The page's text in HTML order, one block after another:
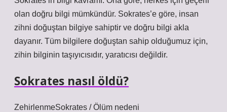
olan doğru bilgi mümkündür. Sokrates’e göre, insan
zihni doğuştan bilgiye sahiptir ve doğru bilgi akla
dayanır. Tüm bilgilere doğuştan sahip olduğumuz için,
zihin bilginin taşıyıcısıdır, yaratıcısı değildir.
Sokrates nasıl öldü?
ZehirlenmeSokrates / Ölüm nedeni